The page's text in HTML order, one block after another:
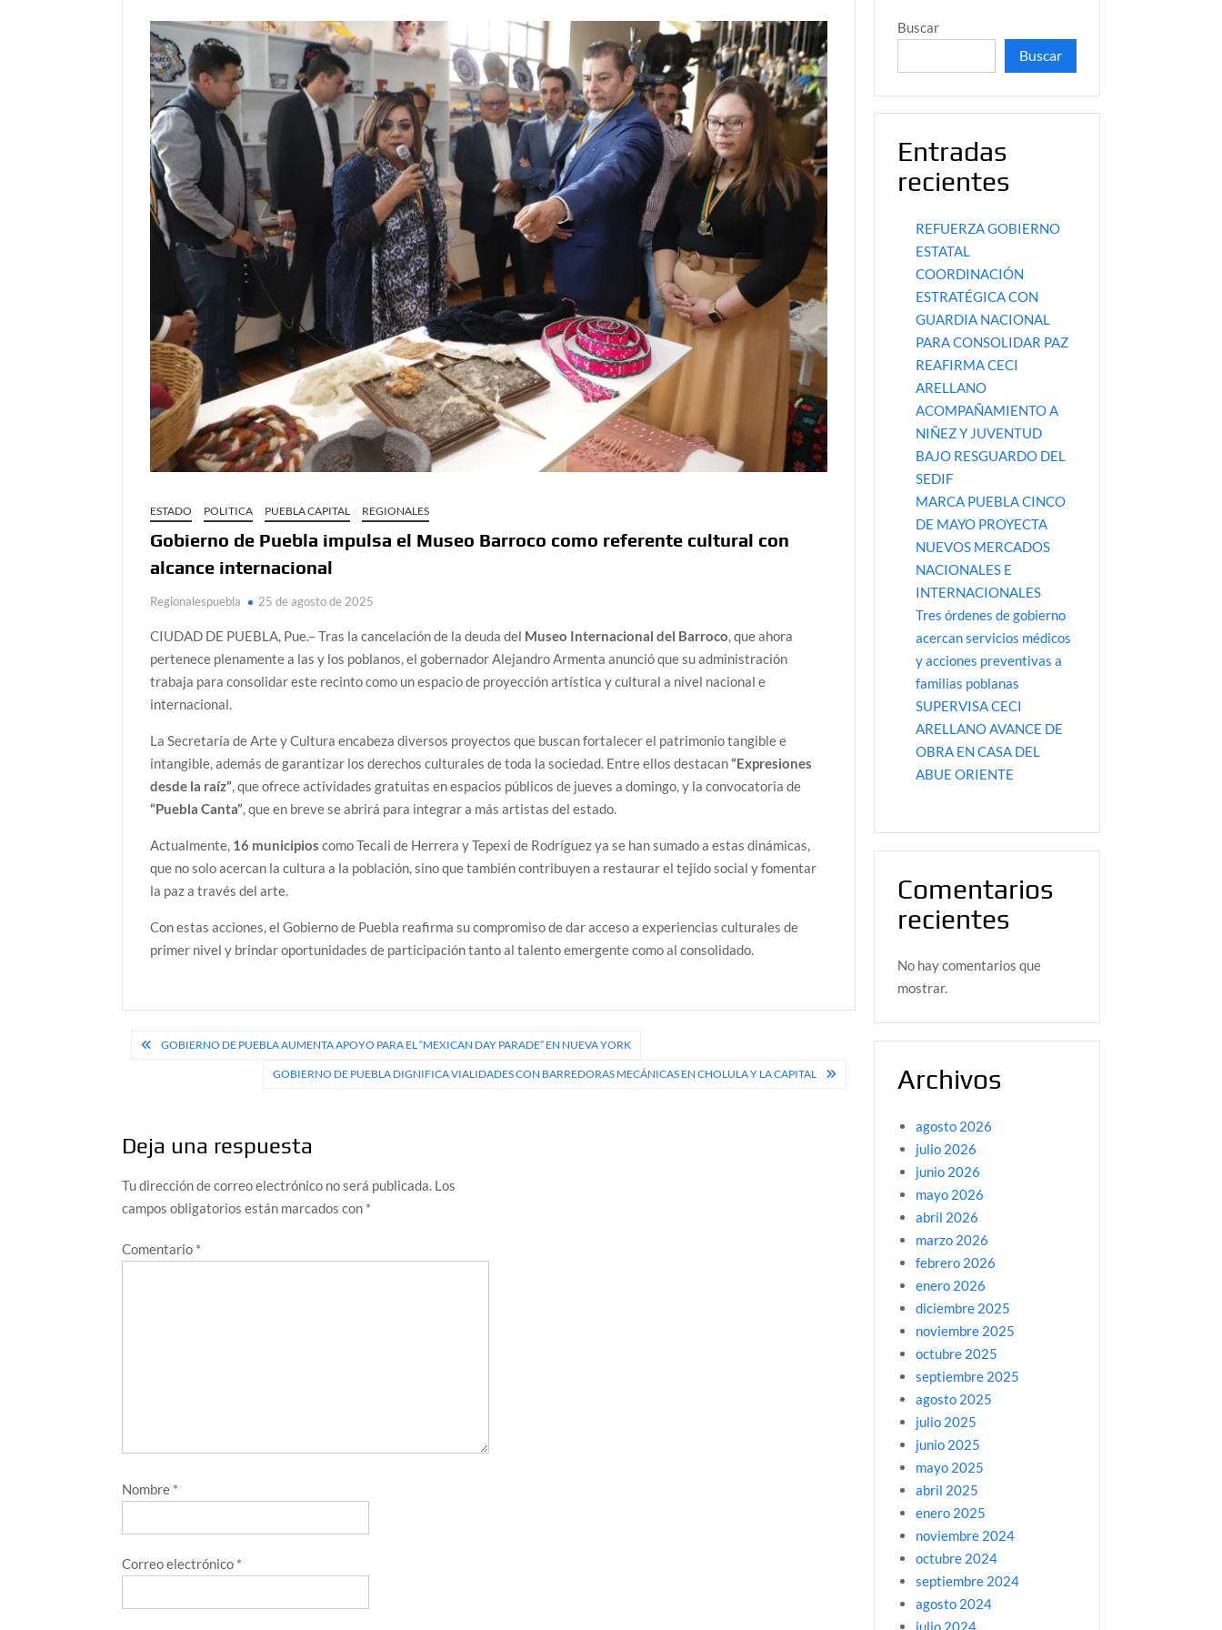
ESTADO POLITICA PUEBLA CAPITAL REGIONALES
Gobierno de Puebla impulsa el Museo Barroco como referente cultural con
alcance internacional
Regionalespuebla 25 de agosto de 2025
CIUDAD DE PUEBLA, Pue.– Tras la cancelación de la deuda del Museo Internacional del Barroco, que ahora
pertenece plenamente a las y los poblanos, el gobernador Alejandro Armenta anunció que su administración
trabaja para consolidar este recinto como un espacio de proyección artística y cultural a nivel nacional e
internacional.
La Secretaría de Arte y Cultura encabeza diversos proyectos que buscan fortalecer el patrimonio tangible e
intangible, además de garantizar los derechos culturales de toda la sociedad. Entre ellos destacan“Expresiones
desde la raíz”, que ofrece actividades gratuitas en espacios públicos de jueves a domingo, y la convocatoria de
“Puebla Canta”, que en breve se abrirá para integrar a más artistas del estado.
Actualmente, 16 municipios como Tecali de Herrera y Tepexi de Rodríguez ya se han sumado a estas dinámicas,
que no solo acercan la cultura a la población, sino que también contribuyen a restaurar el tejido social y fomentar
la paz a través del arte.
Con estas acciones, el Gobierno de Puebla reafirma su compromiso de dar acceso a experiencias culturales de
primer nivel y brindar oportunidades de participación tanto al talento emergente como al consolidado.
Navegación
GOBIERNO DE PUEBLA AUMENTA APOYO PARA EL “MEXICAN DAY PARADE” EN NUEVA YORK
GOBIERNO DE PUEBLA DIGNIFICA VIALIDADES CON BARREDORAS MECÁNICAS EN CHOLULA Y LA CAPITAL
Deja una respuesta
Tu dirección de correo electrónico no será publicada. Los
campos obligatorios están marcados con *
Comentario *
Nombre *
Correo electrónico *
Buscar
Buscar
Entradas
recientes
REFUERZA GOBIERNO
ESTATAL
COORDINACIÓN
ESTRATÉGICA CON
GUARDIA NACIONAL
PARA CONSOLIDAR PAZ
REAFIRMA CECI
ARELLANO
ACOMPAÑAMIENTO A
NIÑEZ Y JUVENTUD
BAJO RESGUARDO DEL
SEDIF
MARCA PUEBLA CINCO
DE MAYO PROYECTA
NUEVOS MERCADOS
NACIONALES E
INTERNACIONALES
Tres órdenes de gobierno
acercan servicios médicos
y acciones preventivas a
familias poblanas
SUPERVISA CECI
ARELLANO AVANCE DE
OBRA EN CASA DEL
ABUE ORIENTE
Comentarios
recientes
No hay comentarios que
mostrar.
Archivos
agosto 2026
julio 2026
junio 2026
mayo 2026
abril 2026
marzo 2026
febrero 2026
enero 2026
diciembre 2025
noviembre 2025
octubre 2025
septiembre 2025
agosto 2025
julio 2025
junio 2025
mayo 2025
abril 2025
enero 2025
noviembre 2024
octubre 2024
septiembre 2024
agosto 2024
julio 2024